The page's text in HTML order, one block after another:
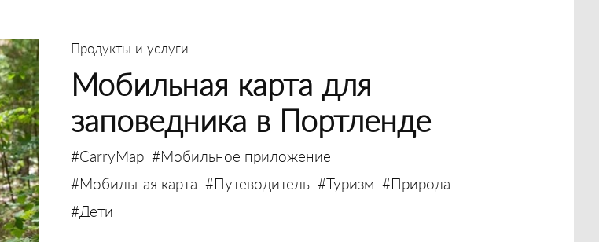
Продукты и услуги
Мобильная карта для
заповедника в Портленде
#CarryMap #Мобильное приложение
#Мобильная карта #Путеводитель #Туризм #Природа
#Дети